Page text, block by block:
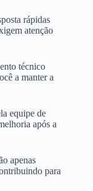
rápidas
atenção
técnico
a manter a
equipe de
após a
apenas
para